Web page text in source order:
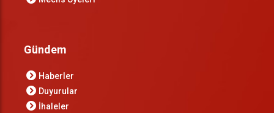
Gündem
Haberler
Duyurular
İhaleler